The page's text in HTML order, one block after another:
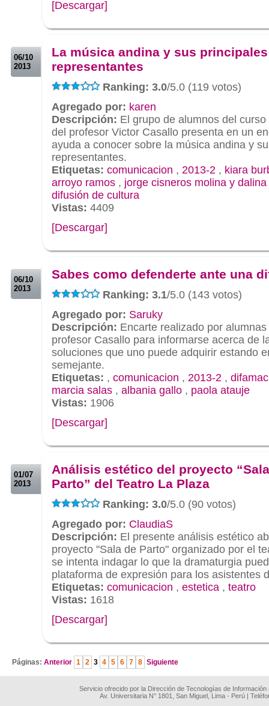
[Descargar]
06/10
2013
La música andina y sus principales
representantes
Ranking: 3.0/5.0 (119 votos)
Agregado por: karen
Descripción: El grupo de alumnos del
del profesor Victor Casallo presenta en un
ayuda a conocer sobre la música andina y
representantes.
Etiquetas: comunicacion , 2013-2 , kiara
arroyo ramos , jorge cisneros molina y
difusión de cultura
Vistas: 4409
[Descargar]
06/10
2013
Sabes como defenderte ante una
Ranking: 3.1/5.0 (143 votos)
Agregado por: Saruky
Descripción: Encarte realizado por alumnas
profesor Casallo para informarse acerca de
soluciones que uno puede adquirir estando
semejante.
Etiquetas: , comunicacion , 2013-2 ,
marcia salas , albania gallo , paola atauje
Vistas: 1906
[Descargar]
01/07
2013
Análisis estético del proyecto
Parto” del Teatro La Plaza
Ranking: 3.0/5.0 (90 votos)
Agregado por: ClaudiaS
Descripción: El presente análisis estético
proyecto "Sala de Parto" organizado por el
se intenta indagar lo que la dramaturgia
plataforma de expresión para los asistentes
Etiquetas: comunicacion , estetica , teatro
Vistas: 1618
[Descargar]
Páginas: Anterior 1 2 3 4 5 6 7 8 Siguiente
Servicio ofrecido por la Dirección de Tecnologías de
Av. Universitaria N° 1801, San Miguel, Lima - Perú |